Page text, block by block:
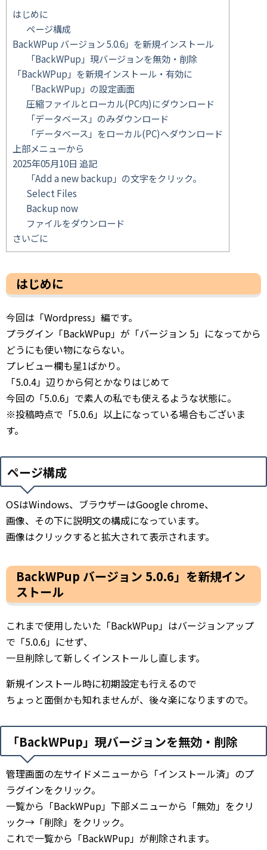
はじめに
ページ構成
BackWPup バージョン 5.0.6」を新規インストール
「BackWPup」現バージョンを無効・削除
「BackWPup」を新規インストール・有効に
「BackWPup」の設定画面
圧縮ファイルとローカル(PC内)にダウンロード
「データベース」のみダウンロード
「データベース」をローカル(PC)へダウンロード
上部メニューから
2025年05月10日 追記
「Add a new backup」の文字をクリック。
Select Files
Backup now
ファイルをダウンロード
さいごに
はじめに
今回は「Wordpress」編です。
プラグイン「BackWPup」が「バージョン 5」になってから
どうにも使い物にならない。
プレビュー欄も星1ばかり。
「5.0.4」辺りから何とかなりはじめて
今回の「5.0.6」で素人の私でも使えるような状態に。
※投稿時点で「5.0.6」以上になっている場合もございま
す。
ページ構成
OSはWindows、ブラウザーはGoogle chrome、
画像、その下に説明文の構成になっています。
画像はクリックすると拡大されて表示されます。
BackWPup バージョン 5.0.6」を新規イン
ストール
これまで使用したいた「BackWPup」はバージョンアップ
で「5.0.6」にせず、
一旦削除して新しくインストールし直します。
新規インストール時に初期設定も行えるので
ちょっと面倒かも知れませんが、後々楽になりますので。
「BackWPup」現バージョンを無効・削除
管理画面の左サイドメニューから「インストール済」のプ
ラグインをクリック。
一覧から「BackWPup」下部メニューから「無効」をクリ
ック→「削除」をクリック。
これで一覧から「BackWPup」が削除されます。